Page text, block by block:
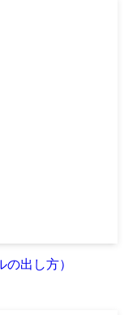
出し方）